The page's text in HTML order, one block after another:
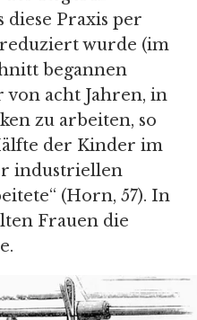
diese Praxis per
reduziert wurde (im
begannen
acht Jahren, in
zu arbeiten, so
der Kinder im
industriellen
(Horn, 57). In
Frauen die